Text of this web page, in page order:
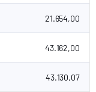
21.654,00
43.162,00
43.130,07